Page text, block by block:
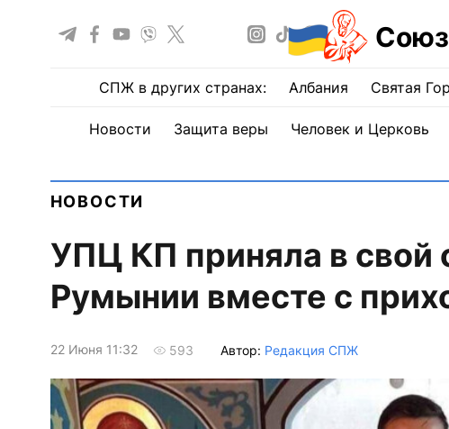
СПЖ в других странах: Албания Святая
Новости Защита веры Человек и Церковь
НОВОСТИ
УПЦ КП приняла в свой
Румынии вместе с
22 Июня 11:32 593 Автор: Редакция СПЖ